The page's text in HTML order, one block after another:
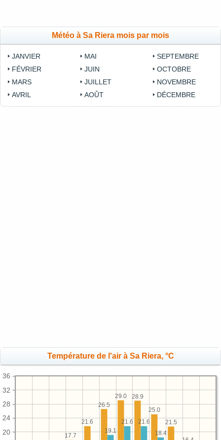
Météo à Sa Riera mois par mois
JANVIER
FÉVRIER
MARS
AVRIL
MAI
JUIN
JUILLET
AOÛT
SEPTEMBRE
OCTOBRE
NOVEMBRE
DÉCEMBRE
Température de l'air à Sa Riera, °C
20
24
28
32
36
21.5
25.0
28.9
29.0
26.5
21.6
17.7
18.4
21.6
21.6
19.1